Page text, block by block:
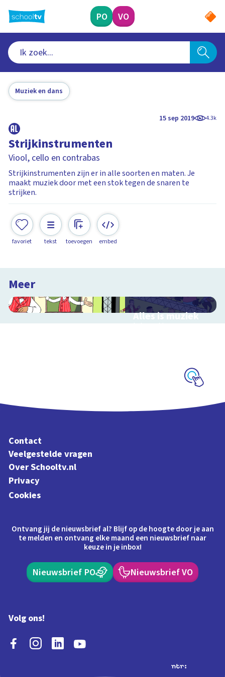
naar
hoofdinhoud
PO VO
Muziek en dans
15 sep 2019 4.3k
Strijkinstrumenten
Viool, cello en contrabas
Strijkinstrumenten zijn er in alle soorten en maten. Je
maakt muziek door met een stok tegen de snaren te
strijken.
favoriet tekst toevoegen embed
Meer
Alles is muziek
Interactieve
Contact
Veelgestelde vragen
Over Schooltv.nl
Privacy
Cookies
Ontvang jij de nieuwsbrief al? Blijf op de hoogte door je aan
te melden en ontvang elke maand een nieuwsbrief naar
keuze in je inbox!
Nieuwsbrief PO Nieuwsbrief VO
Volg ons!